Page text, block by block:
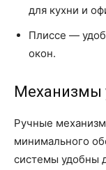
для кухни и
Плиссе —
окон.
Механизмы
Ручные
минимального
системы удобны